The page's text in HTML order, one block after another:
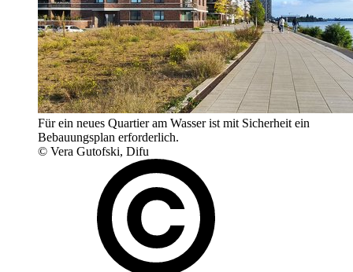
Für ein neues Quartier am Wasser ist mit Sicherheit ein
Bebauungsplan erforderlich.
© Vera Gutofski, Difu